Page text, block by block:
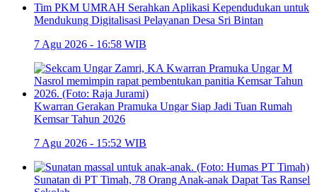
Tim PKM UMRAH Serahkan Aplikasi Kependudukan untuk
Mendukung Digitalisasi Pelayanan Desa Sri Bintan
7 Agu 2026 - 16:58 WIB
Kwarran Gerakan Pramuka Ungar Siap Jadi Tuan Rumah
Kemsar Tahun 2026
7 Agu 2026 - 15:52 WIB
Sunatan di PT Timah, 78 Orang Anak-anak Dapat Tas Ransel